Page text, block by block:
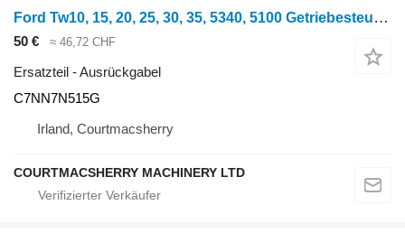
Ford Tw10, 15, 20, 25, 30, 35, 5340, 5100 Getriebesteuergabel C C7NN7N515G Ausrückgabel für Traktor
50 € ≈ 46,72 CHF
Ersatzteil - Ausrückgabel
C7NN7N515G
Irland, Courtmacsherry
COURTMACSHERRY MACHINERY LTD